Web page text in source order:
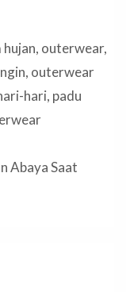
, outerwear,
, outerwear
hari, padu
Abaya Saat